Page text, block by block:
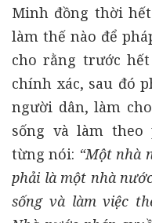
Minh đồng thời
làm thế nào để
cho rằng trước
chính xác, sau đó
người dân, làm
sống và làm theo
từng nói: “Một nhà
phải là một nhà
sống và làm việc